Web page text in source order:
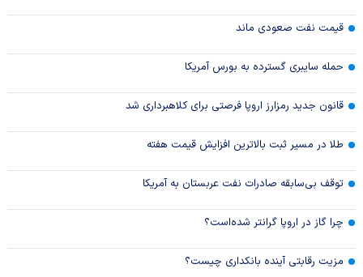
قیمت نفت صعودی ماند
حمله سایبری گسترده به بورس آمریکا
قانون جدید رمزارز اروپا فرصتی برای کلاهبرداری شد
طلا در مسیر ثبت بالاترین افزایش قیمت هفته
توقف بی‌سابقه صادرات نفت عربستان به آمریکا
چرا گاز در اروپا گرانتر شده‌است؟
مزیت رقابتی آینده بانکداری چیست؟